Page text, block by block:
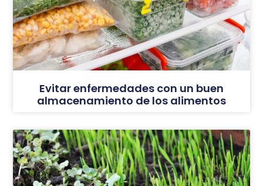
Evitar enfermedades con un buen
almacenamiento de los alimentos